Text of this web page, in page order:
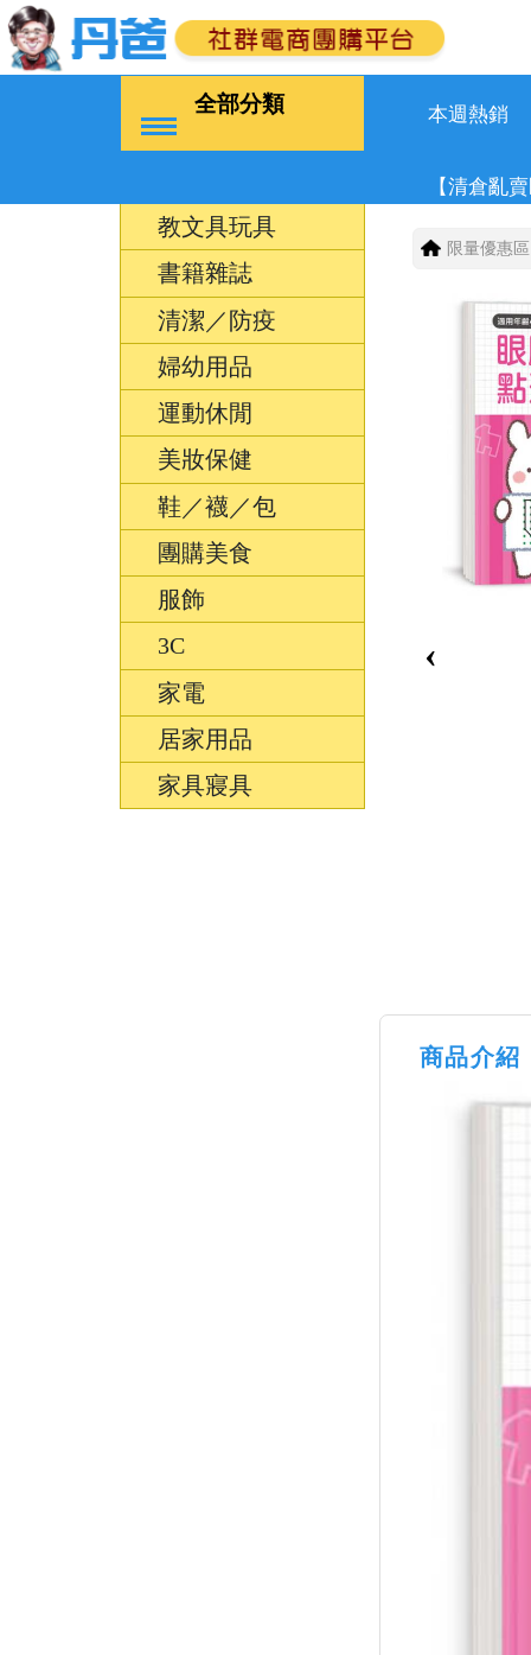
全部分類 本週熱銷
【清倉亂賣
教文具玩具
書籍雜誌
清潔／防疫
婦幼用品
運動休閒
美妝保健
鞋／襪／包
團購美食
服飾
3C
家電
居家用品
家具寢具
限量優惠區
‹
商品介紹